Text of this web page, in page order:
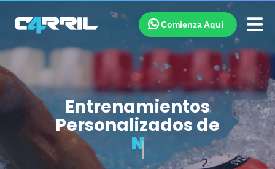
Comienza Aquí
Entrenamientos
Personalizados de
Natación